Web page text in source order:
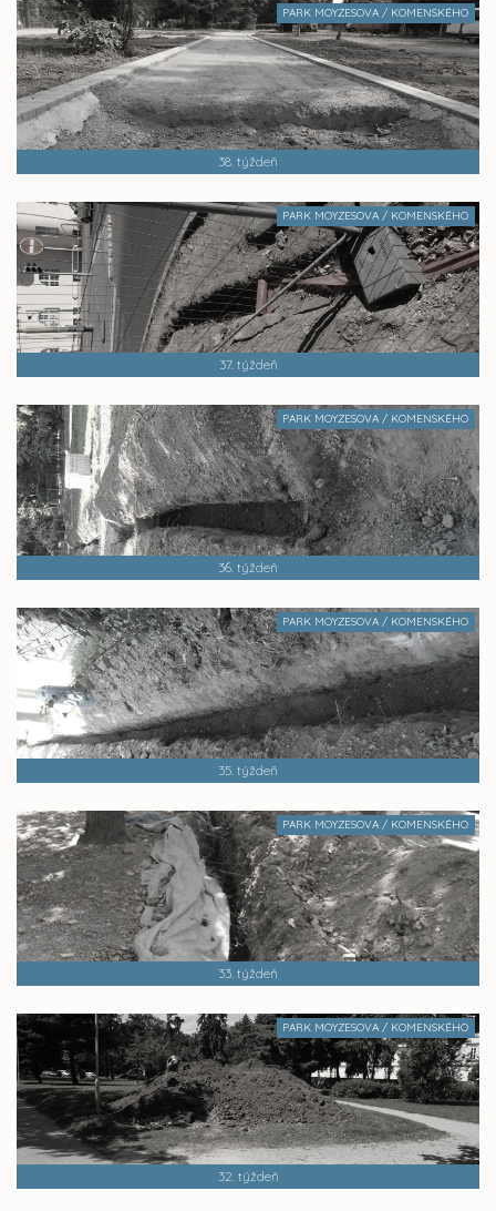
PARK MOYZESOVA / KOMENSKÉHO
38. týždeň
PARK MOYZESOVA / KOMENSKÉHO
37. týždeň
PARK MOYZESOVA / KOMENSKÉHO
36. týždeň
PARK MOYZESOVA / KOMENSKÉHO
35. týždeň
PARK MOYZESOVA / KOMENSKÉHO
33. týždeň
PARK MOYZESOVA / KOMENSKÉHO
32. týždeň